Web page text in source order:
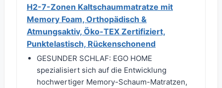
H2-7-Zonen Kaltschaummatratze mit
Memory Foam, Orthopädisch &
Atmungsaktiv, Öko-TEX Zertifiziert,
Punktelastisch, Rückenschonend
GESUNDER SCHLAF: EGO HOME
spezialisiert sich auf die Entwicklung
hochwertiger Memory-Schaum-Matratzen,